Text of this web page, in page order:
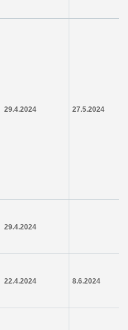
29.4.2024 27.5.2024
29.4.2024
22.4.2024 8.6.2024